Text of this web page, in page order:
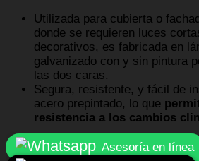
Utilizada para cubierta o
donde se requieren luces
decorativos, es fabricada en
galvanizado con y sin pintura
las dos caras.
Segura, resistente, y fácil de
acero prepintado, lo que
resistencia a los cambios
Asesoría en línea